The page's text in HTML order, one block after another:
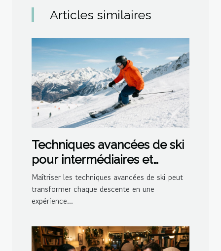
Articles similaires
Techniques avancées de ski
pour intermédiaires et
experts
Maîtriser les techniques avancées de ski peut
transformer chaque descente en une
expérience...